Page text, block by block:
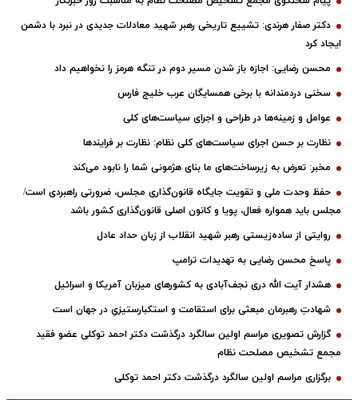
دکتر صفار هرندی: تشییع تاریخی رهبر شهید معادلات جدیدی در نبرد با دشمن
ایجاد کرد
محسن رضایی: اجازه باز شدن مسیر دوم در تنگه هرمز را نخواهیم داد
سخنی دردمندانه با برخی همسایگان عرب خلیج فارس
عوامل و زمینه‌ها در طراحی و اجرای سیاست‌های کلی
نظارت بر حسن اجرای سیاست‌های کلی نظام: نظارت بر فرایندها
مخبر: تعرض به زیرساخت‌های ما بنای هژمونی شما را نابود می‌کند
حفظ وحدت ملی و تقویت جایگاه قانون‌گذاری مجلس، ضرورتی راهبردی است/
مجلس باید همواره فعال، پویا و کانون اصلی قانون‌گذاری کشور باشد
روایتی از ساده‌زیستی رهبر شهید انقلاب از زبان حداد عادل
پاسخ محسن رضایی به تهدیدات ترامپ
هشدار آیت الله دری نجف‌آبادی به کشورهای میزبان آمریکا و اسرائیل
شهادتِ رهبرمان مبعثی برای استقامت و استکبارستیزیِ در جهان است
گزارش تصویری مراسم اولین سالگرد درگذشت دکتر احمد توکلی عضو فقید
مجمع تشخیص مصلحت نظام
برگزاری مراسم اولین سالگرد درگذشت دکتر احمد توکلی